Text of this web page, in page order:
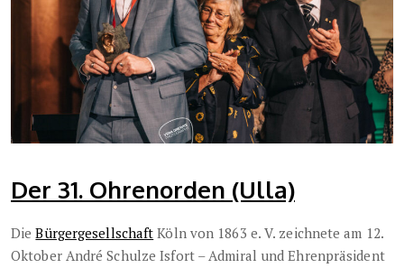
Der 31. Ohrenorden (Ulla)
DieBürgergesellschaft Köln von 1863 e. V. zeichnete am 12.
Oktober André Schulze Isfort – Admiral und Ehrenpräsident